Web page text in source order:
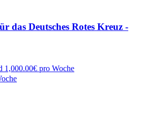
das Deutsches Rotes Kreuz -
1,000.00€ pro Woche